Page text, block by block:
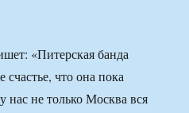
«Питерская банда
счастье, что она пока
нас не только Москва вся